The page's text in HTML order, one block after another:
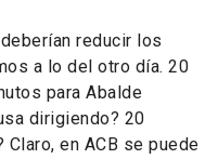
reducir los
a lo del otro día. 20
para Abalde
dirigiendo? 20
en ACB se puede